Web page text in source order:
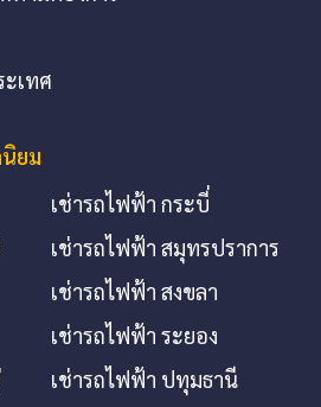
เทศ
นิยม
เช่ารถไฟฟ้า กระบี่
เช่ารถไฟฟ้า สมุทรปราการ
เช่ารถไฟฟ้า สงขลา
เช่ารถไฟฟ้า ระยอง
เช่ารถไฟฟ้า ปทุมธานี